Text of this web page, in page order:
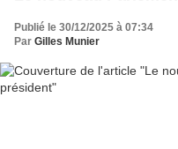
Publié le 30/12/2025 à 07:34
Par Gilles Munier